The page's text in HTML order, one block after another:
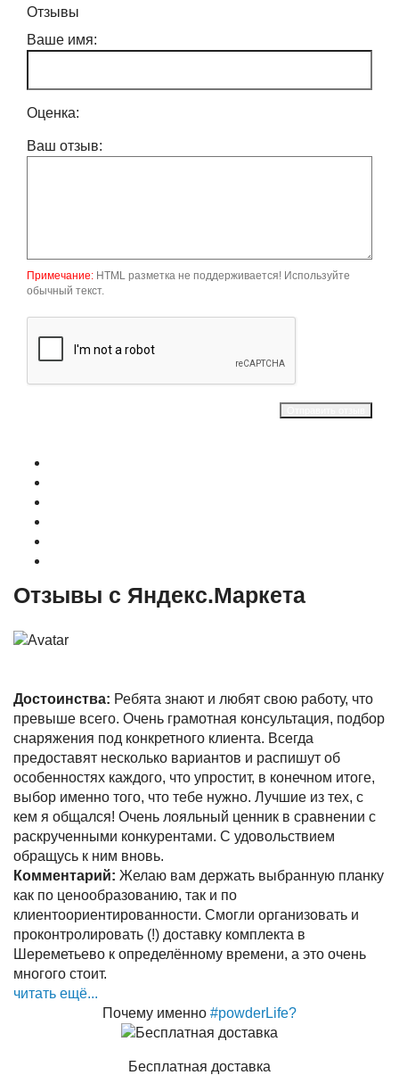
Отзывы
Ваше имя:
Оценка:
Ваш отзыв:
Примечание: HTML разметка не поддерживается! Используйте
обычный текст.
Отзывы с Яндекс.Маркета
Достоинства: Ребята знают и любят свою работу, что
превыше всего. Очень грамотная консультация, подбор
снаряжения под конкретного клиента. Всегда
предоставят несколько вариантов и распишут об
особенностях каждого, что упростит, в конечном итоге,
выбор именно того, что тебе нужно. Лучшие из тех, с
кем я общался! Очень лояльный ценник в сравнении с
раскрученными конкурентами. С удовольствием
обращусь к ним вновь.
Комментарий: Желаю вам держать выбранную планку
как по ценообразованию, так и по
клиентоориентированности. Смогли организовать и
проконтролировать (!) доставку комплекта в
Шереметьево к определённому времени, а это очень
многого стоит.
читать ещё...
Почему именно #powderLife?
Бесплатная доставка